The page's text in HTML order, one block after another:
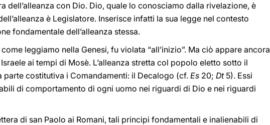
dell’alleanza con Dio. Dio, quale lo conosciamo dalla rivelazione, è
è Legislatore. Inserisce infatti la sua legge nel contesto
fondamentale dell’alleanza stessa.
leggiamo nella Genesi, fu violata “all’inizio”. Ma ciò appare ancora
ai tempi di Mosè. L’alleanza stretta col popolo eletto sotto il
parte costitutiva i Comandamenti: il Decalogo (cf.Es 20; Dt5). Essi
di comportamento di ogni uomo nei riguardi di Dio e nei riguardi
di san Paolo ai Romani, tali principi fondamentali e inalienabili di